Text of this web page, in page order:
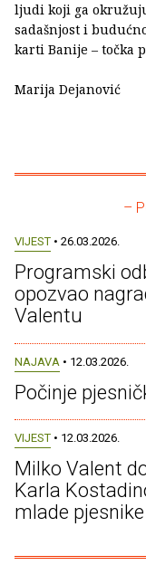
ljudi koji ga
sadašnjost i
karti Banije – točka
Marija Dejanović
–
VIJEST • 26.03.2026.
Programski
opozvao
Valentu
NAJAVA • 12.03.2026.
Počinje
VIJEST • 12.03.2026.
Milko Valent
Karla
mlade pjesnike